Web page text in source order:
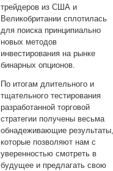
трейдеров из США и
Великобритании сплотилась
для поиска принципиально
новых методов
инвестирования на рынке
бинарных опционов.
По итогам длительного и
тщательного тестирования
разработанной торговой
стратегии получены весьма
обнадеживающие
которые позволяют нам с
уверенностью смотреть в
будущее и предлагать свою